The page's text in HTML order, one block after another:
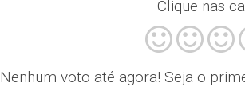
Clique nas
Nenhum voto até agora! Seja o